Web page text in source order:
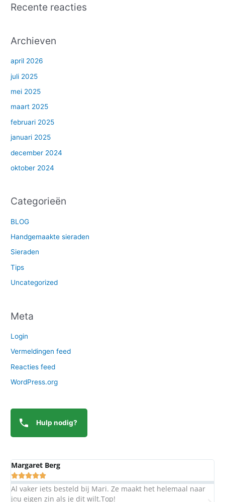
Recente reacties
Archieven
april 2026
juli 2025
mei 2025
maart 2025
februari 2025
januari 2025
december 2024
oktober 2024
Categorieën
BLOG
Handgemaakte sieraden
Sieraden
Tips
Uncategorized
Meta
Login
Vermeldingen feed
Reacties feed
WordPress.org
Hulp nodig?
Margaret Berg

Al vaker iets besteld bij Mari. Ze maakt het helemaal naar
jou eigen zin als je dit wilt.Top!